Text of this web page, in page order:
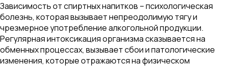
Зависимость от спиртных напитков – психологическая
болезнь, которая вызывает непреодолимую тягу и
чрезмерное употребление алкогольной продукции.
Регулярная интоксикация организма сказывается на
обменных процессах, вызывает сбои и патологические
изменения, которые отражаются на физическом